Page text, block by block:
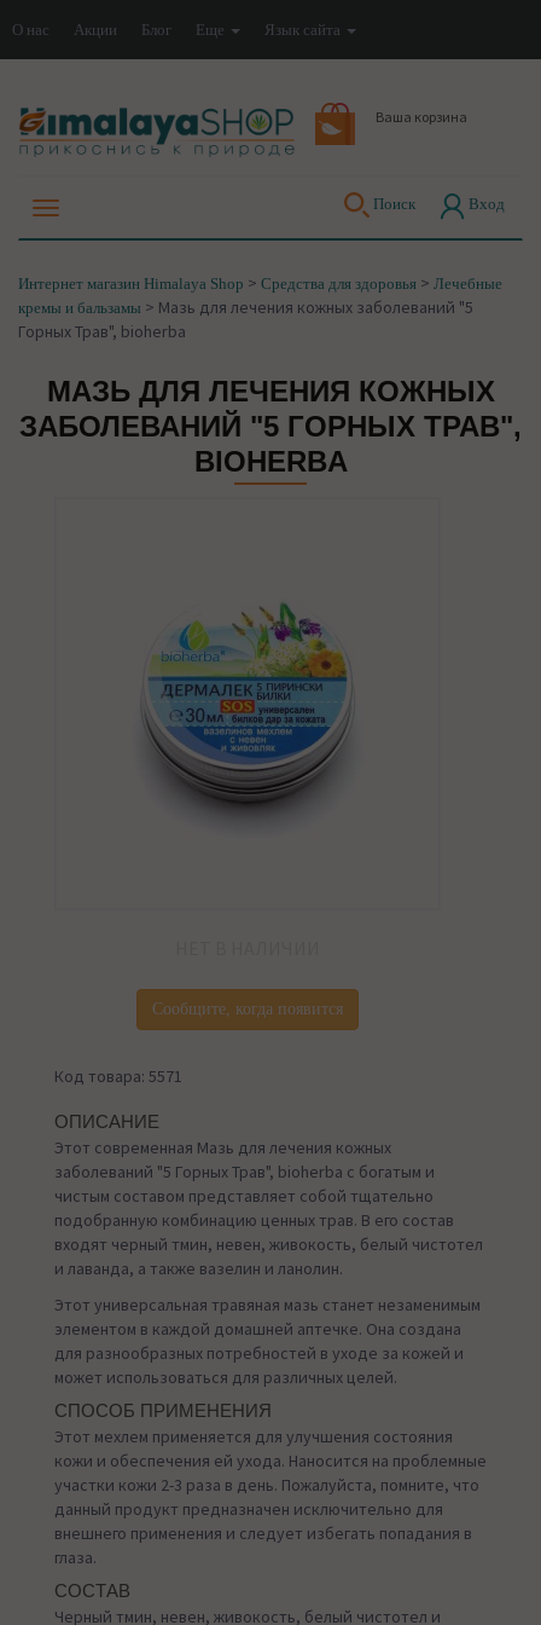
О нас Акции Блог Еще Язык сайта
Ваша корзина
Поиск Вход
Интернет магазин Himalaya Shop > Средства для здоровья > Лечебные
кремы и бальзамы > Мазь для лечения кожных заболеваний "5
Горных Трав", bioherba
МАЗЬ ДЛЯ ЛЕЧЕНИЯ КОЖНЫХ
ЗАБОЛЕВАНИЙ "5 ГОРНЫХ ТРАВ",
BIOHERBA
Сообщите, когда появится
Код товара: 5571
ОПИСАНИЕ
Этот современная Мазь для лечения кожных
заболеваний "5 Горных Трав", bioherba с богатым и
чистым составом представляет собой тщательно
подобранную комбинацию ценных трав. В его состав
входят черный тмин, невен, живокость, белый чистотел
и лаванда, а также вазелин и ланолин.
Этот универсальная травяная мазь станет незаменимым
элементом в каждой домашней аптечке. Она создана
для разнообразных потребностей в уходе за кожей и
может использоваться для различных целей.
СПОСОБ ПРИМЕНЕНИЯ
Этот мехлем применяется для улучшения состояния
кожи и обеспечения ей ухода. Наносится на проблемные
участки кожи 2-3 раза в день. Пожалуйста, помните, что
данный продукт предназначен исключительно для
внешнего применения и следует избегать попадания в
глаза.
СОСТАВ
Черный тмин, невен, живокость, белый чистотел и